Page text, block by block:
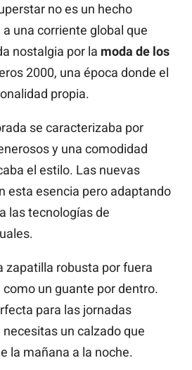
no es un hecho
una corriente global que
nostalgia por la moda de los
2000, una época donde el
propia.
se caracterizaba por
y una comodidad
el estilo. Las nuevas
esta esencia pero adaptando
las tecnologías de
zapatilla robusta por fuera
un guante por dentro.
para las jornadas
un calzado que
la mañana a la noche.